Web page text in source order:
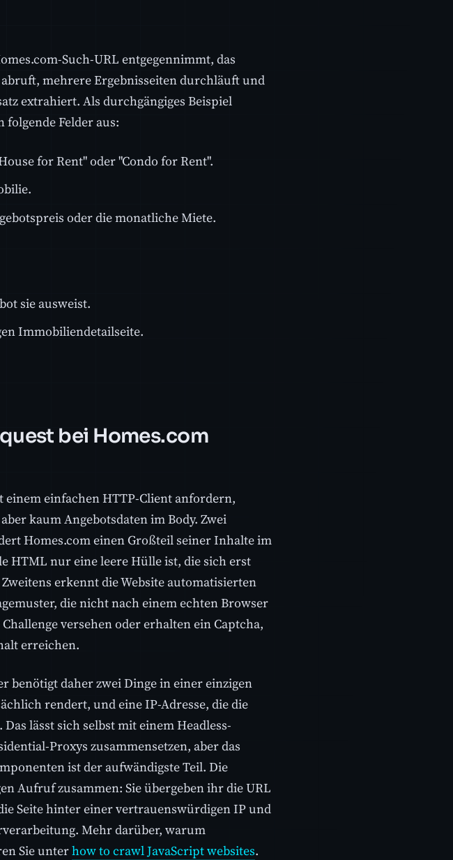
Such-URL entgegennimmt, das
mehrere Ergebnisseiten durchläuft und
extrahiert. Als durchgängiges Beispiel
Felder aus:
for Rent" oder "Condo for Rent".
oder die monatliche Miete.
sie ausweist.
Immobiliendetailseite.
bei Homes.com
einem einfachen HTTP-Client anfordern,
kaum Angebotsdaten im Body. Zwei
Homes.com einen Großteil seiner Inhalte im
HTML nur eine leere Hülle ist, die sich erst
erkennt die Website automatisierten
die nicht nach einem echten Browser
versehen oder erhalten ein Captcha,
erreichen.
benötigt daher zwei Dinge in einer einzigen
rendert, und eine IP-Adresse, die die
lässt sich selbst mit einem Headless-
Proxys zusammensetzen, aber das
ist der aufwändigste Teil. Die
Aufruf zusammen: Sie übergeben ihr die URL
Seite hinter einer vertrauenswürdigen IP und
Mehr darüber, warum
Sie unterhow to crawl JavaScript websites.